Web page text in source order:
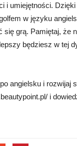
i umiejętności. Dzięki
w języku
grą. Pamiętaj, że
będziesz w tej
angielsku i rozwijaj
i